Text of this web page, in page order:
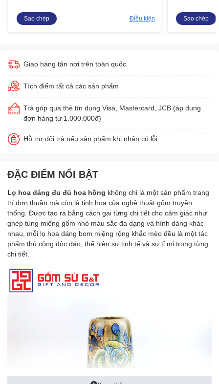
Sao chép Điều kiện Sao chép
Giao hàng tận nơi trên toàn quốc.
Tích điểm tất cả các sản phẩm
Trả góp qua thẻ tín dụng Visa, Mastercard, JCB (áp dụng
đơn hàng từ 1.000.000đ)
Hỗ trợ đổi trả nếu sản phẩm khi nhận có lỗi
ĐẶC ĐIỂM NỔI BẬT
Lọ hoa dáng đu đủ hoa hồng không chỉ là một sản phẩm trang
trí đơn thuần mà còn là tinh hoa của nghệ thuật gốm truyền
thống. Được tạo ra bằng cách gại từng chi tiết cho cảm giác như
ghép tùng miếng gốm nhỏ màu sắc đa dạng và hình dáng khác
nhau, mỗi lọ hoa dáng bom miệng rộng khắc mèo đều là một tác
phẩm thủ công độc đáo, thể hiện sự tinh tế và sự tỉ mỉ trong từng
chi tiết.